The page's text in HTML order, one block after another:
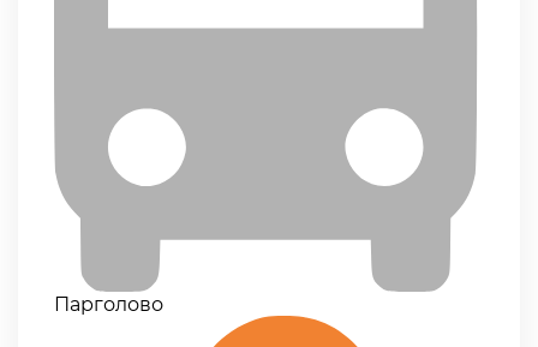
Парголово